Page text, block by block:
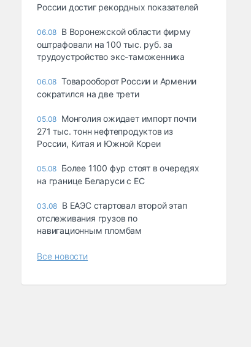
России достиг рекордных показателей
06.08 В Воронежской области фирму
оштрафовали на 100 тыс. руб. за
трудоустройство экс-таможенника
06.08 Товарооборот России и Армении
сократился на две трети
05.08 Монголия ожидает импорт почти
271 тыс. тонн нефтепродуктов из
России, Китая и Южной Кореи
05.08 Более 1100 фур стоят в очередях
на границе Беларуси с ЕС
03.08 В ЕАЭС стартовал второй этап
отслеживания грузов по
навигационным пломбам
Все новости